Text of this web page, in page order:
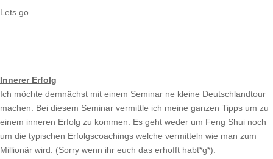
Lets go…
Innerer Erfolg
Ich möchte demnächst mit einem Seminar ne kleine Deutschlandtour
machen. Bei diesem Seminar vermittle ich meine ganzen Tipps um zu
einem inneren Erfolg zu kommen. Es geht weder um Feng Shui noch
um die typischen Erfolgscoachings welche vermitteln wie man zum
Millionär wird. (Sorry wenn ihr euch das erhofft habt*g*).